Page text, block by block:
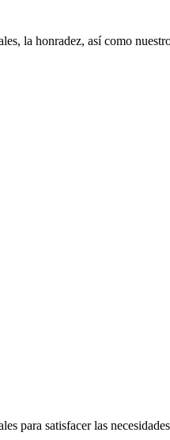
la honradez, así como
para satisfacer las